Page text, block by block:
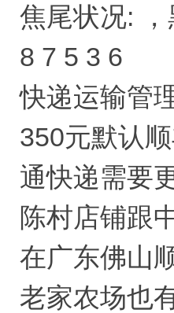
焦尾状况:
8 7 5 3 6
快递运输管
350元默认
通快递需要
陈村店铺跟
在广东佛山
老家农场也